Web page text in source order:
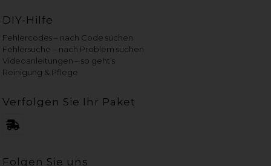
DIY-Hilfe
Fehlercodes – nach Code suchen
Fehlersuche – nach Problem suchen
Videoanleitungen – so geht’s
Reinigung & Pflege
Verfolgen Sie Ihr Paket
Folgen Sie uns